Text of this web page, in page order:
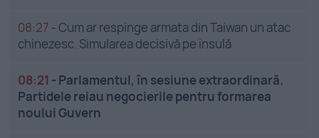
08:27 -Cum ar respinge armata din Taiwan un atac
chinezesc. Simularea decisivă pe insulă
08:21 - Parlamentul, în sesiune extraordinară.
Partidele reiau negocierile pentru formarea
noului Guvern